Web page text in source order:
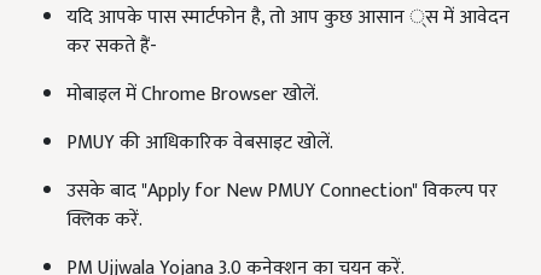
यदि आपके पास स्मार्टफोन है, तो आप कुछ आसान ्स में आवेदन
कर सकते हैं-
मोबाइल में Chrome Browser खोलें.
PMUY की आधिकारिक वेबसाइट खोलें.
उसके बाद "Apply for New PMUY Connection" विकल्प पर
क्लिक करें.